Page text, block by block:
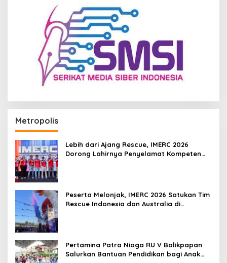
Metropolis
Lebih dari Ajang Rescue, IMERC 2026
Dorong Lahirnya Penyelamat Kompeten
Peserta Melonjak, IMERC 2026 Satukan Tim
Rescue Indonesia dan Australia di
Pertamina Patra Niaga RU V Balikpapan
Salurkan Bantuan Pendidikan bagi Anak